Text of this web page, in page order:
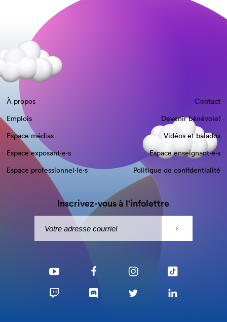
À propos
Contact
Emplois
Devenir bénévole!
Espace médias
Vidéos et balados
Espace exposant·e⋅s
Espace enseignant·e⋅s
Espace professionnel·le⋅s
Politique de confidentialité
Inscrivez-vous à l'infolettre